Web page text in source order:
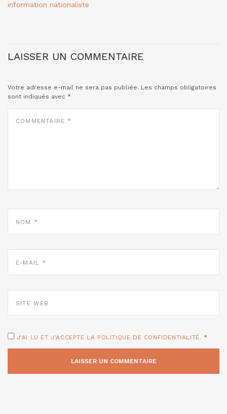
information nationaliste
LAISSER UN COMMENTAIRE
Votre adresse e-mail ne sera pas publiée. Les champs obligatoires
sont indiqués avec *
MAIL
WEB
J'AI LU ET J'ACCEPTE LA POLITIQUE DE CONFIDENTIALITÉ. *